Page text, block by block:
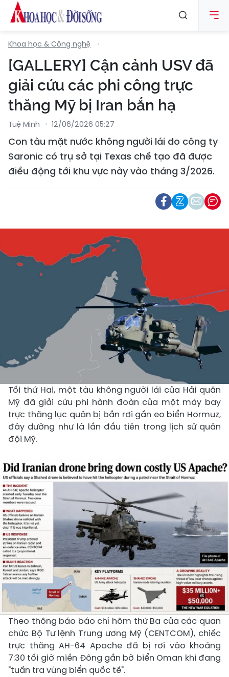
Khoa học & Công nghệ
[GALLERY] Cận cảnh USV đã
giải cứu các phi công trực
thăng Mỹ bị Iran bắn hạ
Tuệ Minh 12/06/2026 05:27
Con tàu mặt nước không người lái do công ty
Saronic có trụ sở tại Texas chế tạo đã được
điều động tới khu vực này vào tháng 3/2026.
Tối thứ Hai, một tàu không người lái của Hải quân
Mỹ đã giải cứu phi hành đoàn của một máy bay
trực thăng lục quân bị bắn rơi gần eo biển Hormuz,
đây dường như là lần đầu tiên trong lịch sử quân
đội Mỹ.
Theo thông báo báo chí hôm thứ Ba của các quan
chức Bộ Tư lệnh Trung ương Mỹ (CENTCOM), chiếc
trực thăng AH-64 Apache đã bị rơi vào khoảng
7:30 tối giờ miền Đông gần bờ biển Oman khi đang
"tuần tra vùng biển quốc tế".